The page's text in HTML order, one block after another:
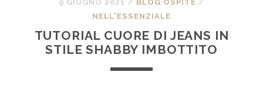
NELL'ESSENZIALE
TUTORIAL CUORE DI JEANS IN
STILE SHABBY IMBOTTITO